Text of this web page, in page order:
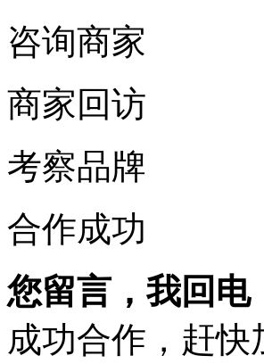
咨询商家
商家回访
考察品牌
合作成功
您留言，我回电
成功合作，赶快